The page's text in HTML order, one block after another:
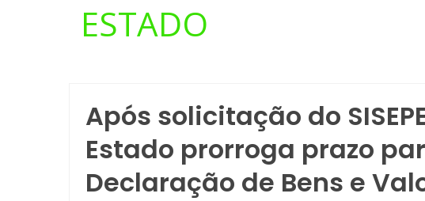
ESTADO
​Após solicitação do
Estado prorroga prazo
Declaração de Bens e